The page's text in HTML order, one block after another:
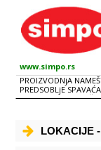
www.simpo.rs
PROIZVODNjA
PREDSOBLjE
TEPISI RASVETA
LOKACIJE